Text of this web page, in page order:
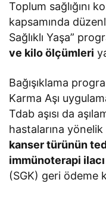
Toplum sağlığını
kapsamında
Sağlıklı Yaşa”
ve kilo ölçümleri
Bağışıklama
Karma Aşı
Tdab aşısı da
hastalarına
kanser türünün
immünoterapi ilacı
(SGK) geri ödeme